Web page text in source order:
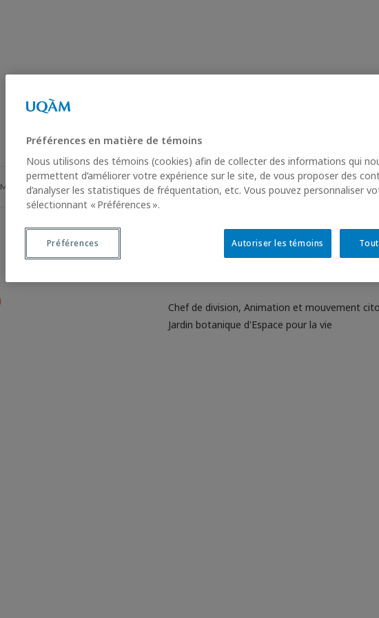
MUSÉE-ÉCOLE RESSOURCES DIFFUSION MUSÉE DE L’ÉDUCATION
Olivier Grant
Chef de division, Animation et mouvement
Jardin botanique d'Espace pour la vie
Préférences en matière de témoins
Nous utilisons des témoins (cookies) afin de collecter des informations qui
permettent d’améliorer votre expérience sur le site, de vous proposer des
d’analyser les statistiques de fréquentation, etc. Vous pouvez personnaliser
sélectionnant « Préférences ».
Autoriser les témoins
Préférences